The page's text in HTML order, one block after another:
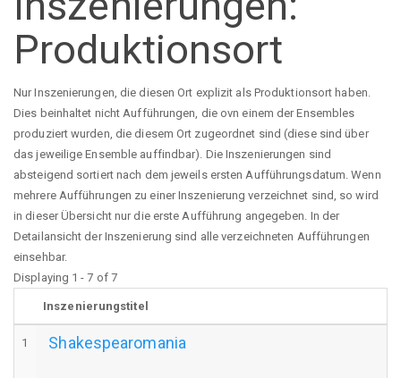
Produktionsort
Nur Inszenierungen, die diesen Ort explizit als Produktionsort haben.
Dies beinhaltet nicht Aufführungen, die ovn einem der Ensembles
produziert wurden, die diesem Ort zugeordnet sind (diese sind über
das jeweilige Ensemble auffindbar). Die Inszenierungen sind
absteigend sortiert nach dem jeweils ersten Aufführungsdatum. Wenn
mehrere Aufführungen zu einer Inszenierung verzeichnet sind, so wird
in dieser Übersicht nur die erste Aufführung angegeben. In der
Detailansicht der Inszenierung sind alle verzeichneten Aufführungen
einsehbar.
Displaying 1 - 7 of 7
Inszenierungstitel
1 Shakespearomania